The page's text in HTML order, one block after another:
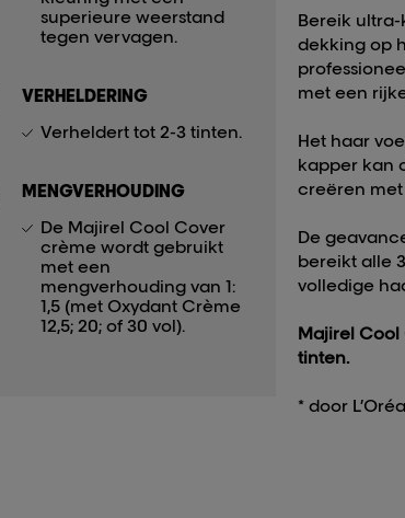
superieure weerstand
tegen vervagen.
VERHELDERING
Verheldert tot 2-3 tinten.
MENGVERHOUDING
De Majirel Cool Cover
crème wordt gebruikt
met een
mengverhouding van 1:
1,5 (met Oxydant Crème
12,5; 20; of 30 vol).
Bereik
dekking op
met een
Het haar
kapper kan
creëren met
De
bereikt alle
volledige
Majirel Cool
tinten.
* door